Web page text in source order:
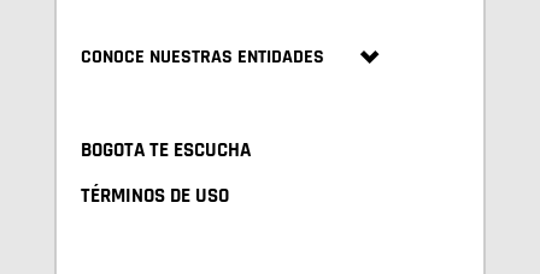
CONOCE NUESTRAS ENTIDADES
BOGOTA TE ESCUCHA
TÉRMINOS DE USO